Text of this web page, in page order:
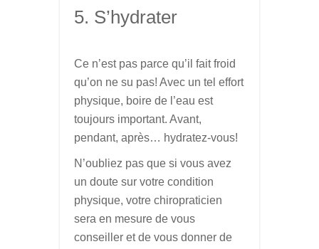
5. S’hydrater
Ce n’est pas parce qu’il fait froid
qu’on ne su pas! Avec un tel effort
physique, boire de l’eau est
toujours important. Avant,
pendant, après… hydratez-vous!
N’oubliez pas que si vous avez
un doute sur votre condition
physique, votre chiropraticien
sera en mesure de vous
conseiller et de vous donner de